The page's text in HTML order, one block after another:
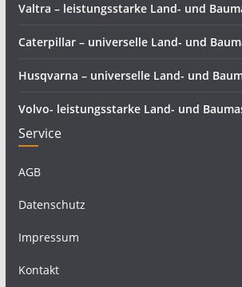
Valtra – leistungsstarke Land- und
Caterpillar – universelle Land- und
Husqvarna – universelle Land- und
Volvo- leistungsstarke Land- und
Service
AGB
Datenschutz
Impressum
Kontakt